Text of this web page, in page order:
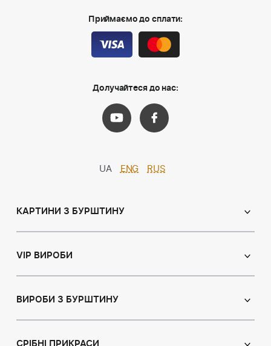
Приймаємо до сплати:
Долучайтеся до нас:
UA ENG RUS
КАРТИНИ З БУРШТИНУ
Іменні ікони
VIP ВИРОБИ
Ікони з пластин
ВИРОБИ З БУРШТИНУ
Браслети
СРІБНІ ПРИКРАСИ